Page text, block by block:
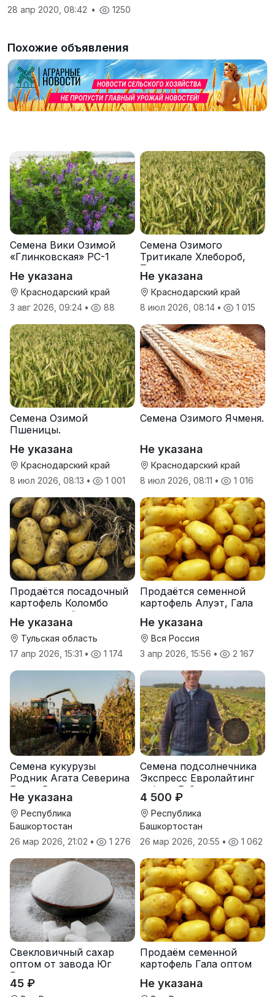
28 апр 2020, 08:42 • 1250
Похожие объявления
Семена Вики Озимой
«Глинковская» РС-1
Не указана
Краснодарский край
3 авг 2026, 09:24 • 88
Семена Озимого
Тритикале Хлебороб,
Тихон
Не указана
Краснодарский край
8 июл 2026, 08:14 • 1 015
Семена Озимой
Пшеницы.
Не указана
Краснодарский край
8 июл 2026, 08:13 • 1 001
Семена Озимого Ячменя.
Не указана
Краснодарский край
8 июл 2026, 08:11 • 1 016
Продаётся посадочный
картофель Коломбо
оптом от трёх тонн
Не указана
Тульская область
17 апр 2026, 15:31 • 1 174
Продаётся семенной
картофель Алуэт, Гала
Не указана
Вся Россия
3 апр 2026, 15:56 • 2 167
Семена кукурузы
Родник Агата Северина
Берта Вилора
Прохладненский Дарина
Росс Машук Катерина
Не указана
Республика
Башкортостан
26 мар 2026, 21:02 • 1 276
Семена подсолнечника
Экспресс Евролайтинг
гибрид F-G+
4 500 ₽
Республика
Башкортостан
26 мар 2026, 20:55 • 1 062
Свекловичный сахар
оптом от завода Юг
Руси
45 ₽
Продаём семенной
картофель Гала оптом
Не указана